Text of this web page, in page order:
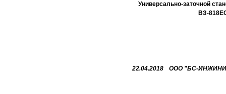
Универсально-заточной
ВЗ-
22.04.2018 ООО "БС-